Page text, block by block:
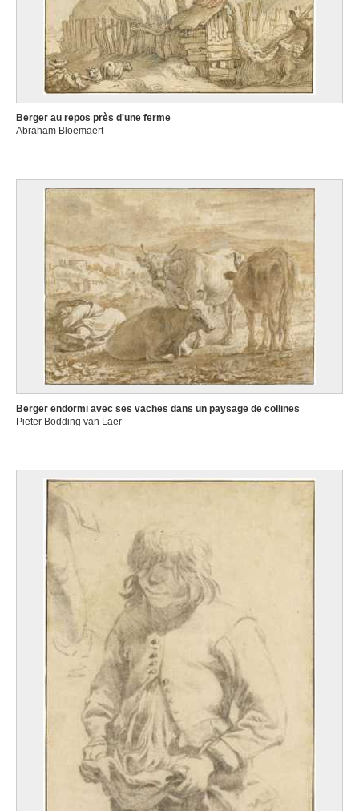
Berger au repos près d'une ferme
Abraham Bloemaert
Berger endormi avec ses vaches dans un paysage de collines
Pieter Bodding van Laer